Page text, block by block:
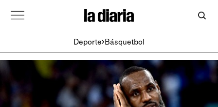
Deporte Básquetbol